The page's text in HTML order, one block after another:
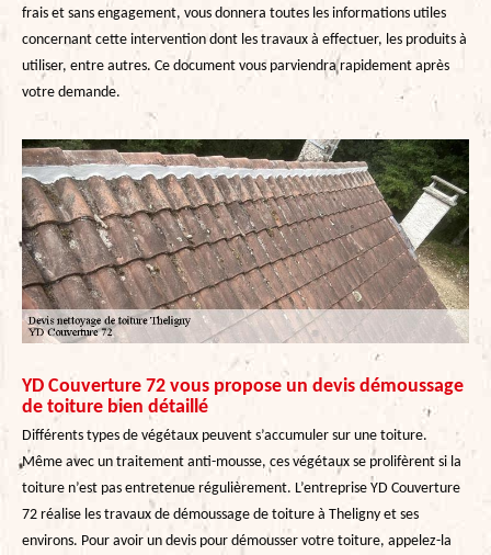
frais et sans engagement, vous donnera toutes les informations utiles
concernant cette intervention dont les travaux à effectuer, les produits à
utiliser, entre autres. Ce document vous parviendra rapidement après
votre demande.
YD Couverture 72 vous propose un devis démoussage
de toiture bien détaillé
Différents types de végétaux peuvent s’accumuler sur une toiture.
Même avec un traitement anti-mousse, ces végétaux se prolifèrent si la
toiture n’est pas entretenue régulièrement. L’entreprise YD Couverture
72 réalise les travaux de démoussage de toiture à Theligny et ses
environs. Pour avoir un devis pour démousser votre toiture, appelez-la